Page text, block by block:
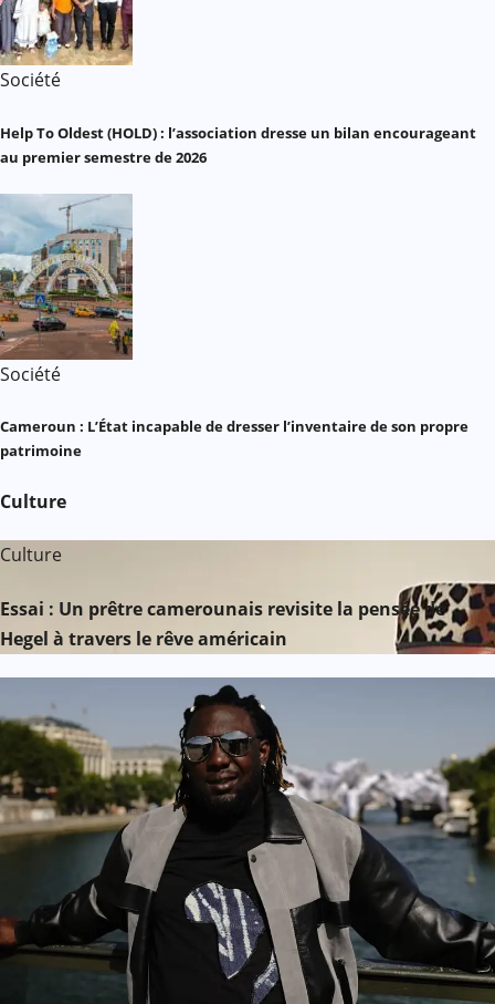
Société
Help To Oldest (HOLD) : l’association dresse un bilan encourageant
au premier semestre de 2026
Société
Cameroun : L’État incapable de dresser l’inventaire de son propre
patrimoine
Culture
Culture
Essai : Un prêtre camerounais revisite la pensée de
Hegel à travers le rêve américain